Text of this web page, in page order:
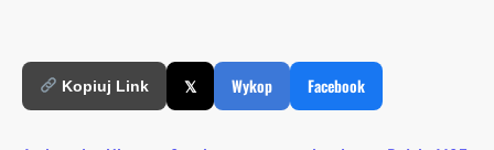
Kopiuj Link 𝕏 Wykop Facebook